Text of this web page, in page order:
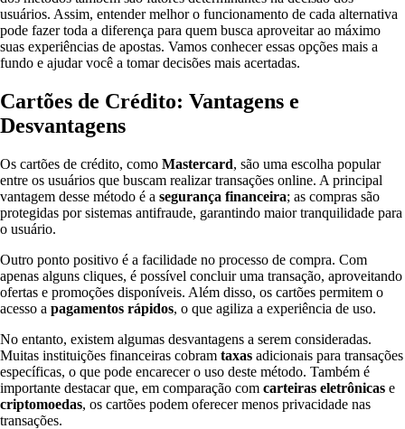
usuários. Assim, entender melhor o funcionamento de cada alternativa
pode fazer toda a diferença para quem busca aproveitar ao máximo
suas experiências de apostas. Vamos conhecer essas opções mais a
fundo e ajudar você a tomar decisões mais acertadas.
Cartões de Crédito: Vantagens e
Desvantagens
Os cartões de crédito, como Mastercard, são uma escolha popular
entre os usuários que buscam realizar transações online. A principal
vantagem desse método é a segurança financeira; as compras são
protegidas por sistemas antifraude, garantindo maior tranquilidade para
o usuário.
Outro ponto positivo é a facilidade no processo de compra. Com
apenas alguns cliques, é possível concluir uma transação, aproveitando
ofertas e promoções disponíveis. Além disso, os cartões permitem o
acesso a pagamentos rápidos, o que agiliza a experiência de uso.
No entanto, existem algumas desvantagens a serem consideradas.
Muitas instituições financeiras cobram taxas adicionais para transações
específicas, o que pode encarecer o uso deste método. Também é
importante destacar que, em comparação com carteiras eletrônicas e
criptomoedas, os cartões podem oferecer menos privacidade nas
transações.